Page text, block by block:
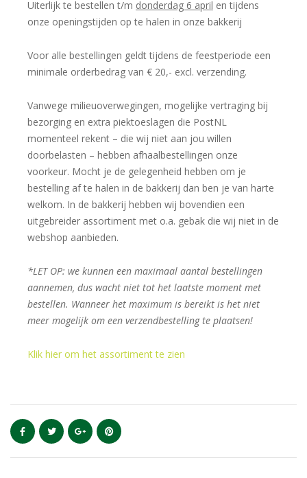
Uiterlijk te bestellen t/m donderdag 6 april en tijdens
onze openingstijden op te halen in onze bakkerij
Voor alle bestellingen geldt tijdens de feestperiode een
minimale orderbedrag van € 20,- excl. verzending.
Vanwege milieuoverwegingen, mogelijke vertraging bij
bezorging en extra piektoeslagen die PostNL
momenteel rekent – die wij niet aan jou willen
doorbelasten – hebben afhaalbestellingen onze
voorkeur. Mocht je de gelegenheid hebben om je
bestelling af te halen in de bakkerij dan ben je van harte
welkom. In de bakkerij hebben wij bovendien een
uitgebreider assortiment met o.a. gebak die wij niet in de
webshop aanbieden.
*LET OP: we kunnen een maximaal aantal bestellingen
aannemen, dus wacht niet tot het laatste moment met
bestellen. Wanneer het maximum is bereikt is het niet
meer mogelijk om een verzendbestelling te plaatsen!
Klik hier om het assortiment te zien